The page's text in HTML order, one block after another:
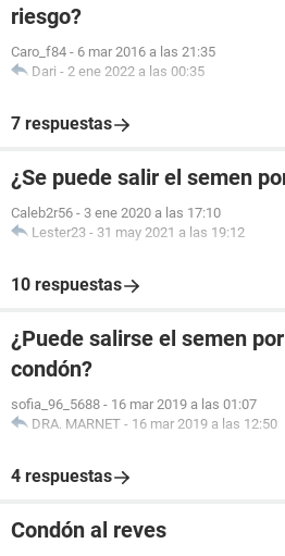
riesgo?
Caro_f84 - 6 mar 2016 a las 21:35
Dari - 2 ene 2022 a las 00:35
7 respuestas
¿Se puede salir el semen
Caleb2r56 - 3 ene 2020 a las 17:10
Lester23 - 31 may 2021 a las 19:12
10 respuestas
¿Puede salirse el semen
condón?
sofia_96_5688 - 16 mar 2019 a las 01:07
DRA. MARNET - 16 mar 2019 a las 12:50
4 respuestas
Condón al reves